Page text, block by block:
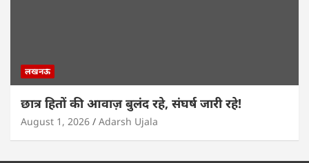
लखनऊ
छात्र हितों की आवाज़ बुलंद रहे, संघर्ष जारी रहे!
August 1, 2026 Adarsh Ujala